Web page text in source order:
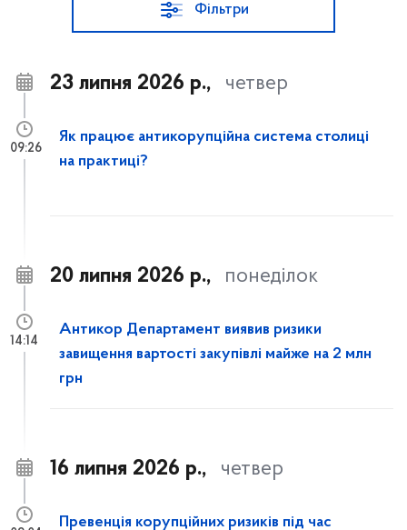
Фільтри
23 липня 2026 р., четвер
Як працює антикорупційна система столиці
на практиці?
09:26
20 липня 2026 р., понеділок
Антикор Департамент виявив ризики
завищення вартості закупівлі майже на 2 млн
грн
14:14
16 липня 2026 р., четвер
Превенція корупційних ризиків під час